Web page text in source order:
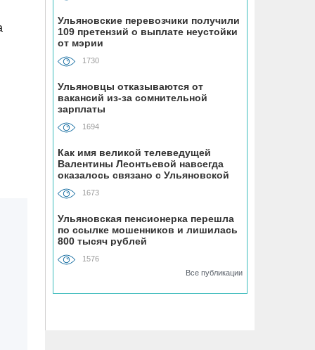
07.08, 17:00
«Ульяновскэнерго» передали под
управление нового лидера из
07.08, 16:25
Ульяновец отдал мошенникам почти
машину из Европы
07.08, 16:00
УАЗ сделает гламурный внедорожник
для ведущей Первого канала
07.08, 15:25
На Центральном пляже Ульяновска
бассейну
Ульяновские перевозчики получили
109 претензий о выплате неустойки
от мэрии
1730
Ульяновцы отказываются от
вакансий из-за сомнительной
зарплаты
1694
Как имя великой телеведущей
Валентины Леонтьевой навсегда
оказалось связано с Ульяновской
областью
1673
Ульяновская пенсионерка перешла
по ссылке мошенников и лишилась
800 тысяч рублей
1576
Все публикации